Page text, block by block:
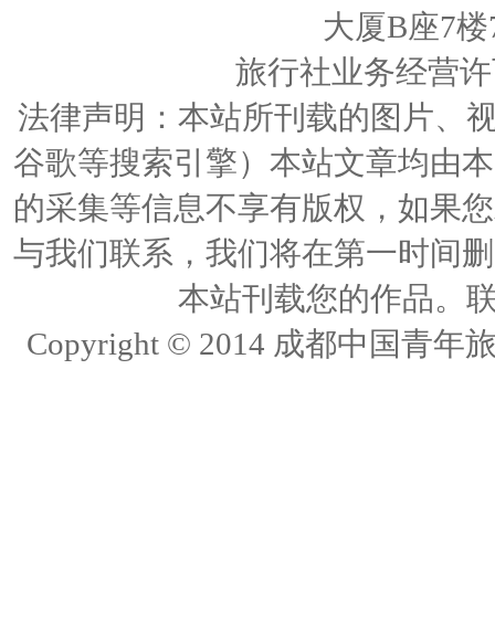
大厦B座7
旅行社业务经营
法律声明：本站所刊载的图片、
谷歌等搜索引擎）本站文章均由
的采集等信息不享有版权，如果
与我们联系，我们将在第一时间
本站刊载您的作品。
Copyright © 2014 成都中国青年